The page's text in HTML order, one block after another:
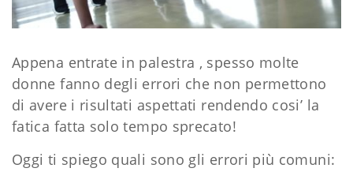
Appena entrate in palestra , spesso molte
donne fanno degli errori che non permettono
di avere i risultati aspettati rendendo cosi’ la
fatica fatta solo tempo sprecato!
Oggi ti spiego quali sono gli errori più comuni: